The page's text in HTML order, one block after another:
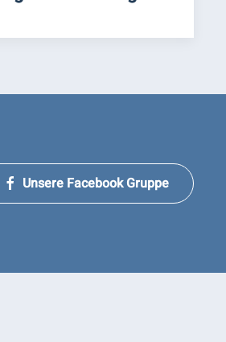
Unsere Facebook Gruppe